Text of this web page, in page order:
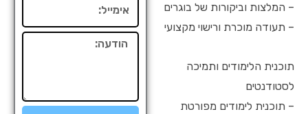
– המלצות וביקורות של בוגרים
– תעודה מוכרת ורישוי מקצועי
תוכנית הלימודים ותמיכה
לסטודנטים
– תוכנית לימודים מפורטת
הודעה